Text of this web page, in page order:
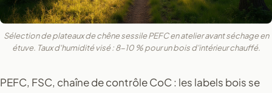
Sélection de plateaux de chêne sessile PEFC en atelier avant séchage en
étuve. Taux d'humidité visé : 8-10 % pour un bois d'intérieur chauffé.
PEFC, FSC, chaîne de contrôle CoC : les labels bois se